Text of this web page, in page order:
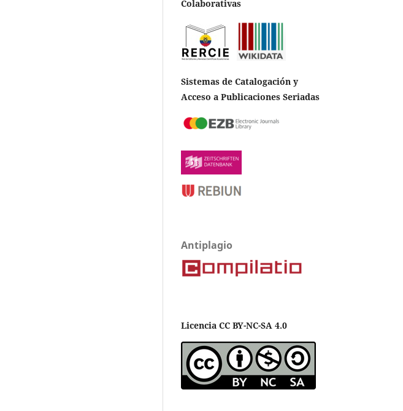
Colaborativas
Sistemas de Catalogación y
Acceso a Publicaciones Seriadas
Antiplagio
Licencia CC BY-NC-SA 4.0